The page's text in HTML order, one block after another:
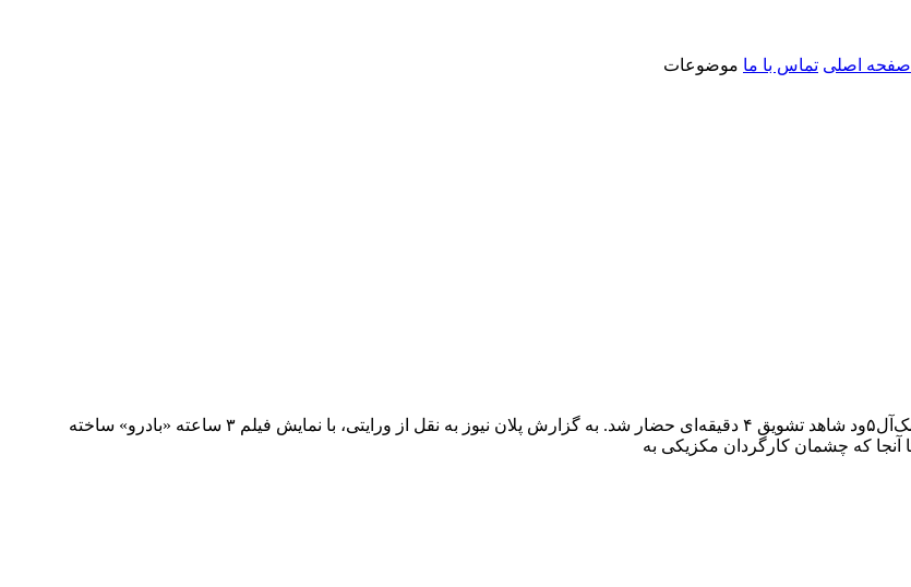
صفحه اصلی تماس با ما موضوعات
با نمایش «باردو» فیلم جدید آلخاندرو ایناریتو در ونیز این کارگردان با چشمان اشک‌آل۵ود شاهد تشویق ۴ دقیقه‌ای حضار شد. به گزارش پلان نیوز به نقل از ورایتی، با نمایش فیلم ۳ ساعته «بادرو» ساخته